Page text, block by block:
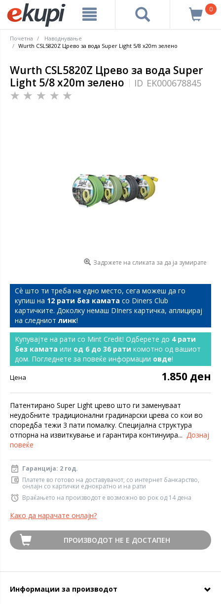
0
Почетна
Наводнување
Wurth CSL5820Z Црево за вода Super Light 5/8 x20m зелено
Wurth CSL5820Z Црево за вода Super
Light 5/8 x20m зелено
ID EK000678845
Задржете на сликата за да ја зумирате
Сѐ што ти треба на едно место, сега можеш да го
купиш на 12 рати без камата со Diners Club
картичките. Доколку немаш DIners картичка, аплицирај
на следниот линк!
Купувајте на рати со Mint Credit! Одберете до 4 рати
без камата или од 6 до 36 рати комотно од вашиот
дом. Погледнете за повеќе информации овде!
Цена 1.850 ден
Патентиранo Super Light цревo што ги заменуваат
неудобните традиционални градинарски црева со кои во
споредба тежи 3 пати помалку. Специјална структура
отпорна на извиткување и гарантира континуира... Дознај
повеќе
Гаранција: 2 год.
Платете во готово на доставувачот, со интернет банкарство,
онлајн со картички еднократно и на рати
Враќањето на производот е возможно во рок од 14 дена
Како да нарачате онлајн?
ПРОИЗВОДОТ НЕ Е ДОСТАПЕН
Информации за производот